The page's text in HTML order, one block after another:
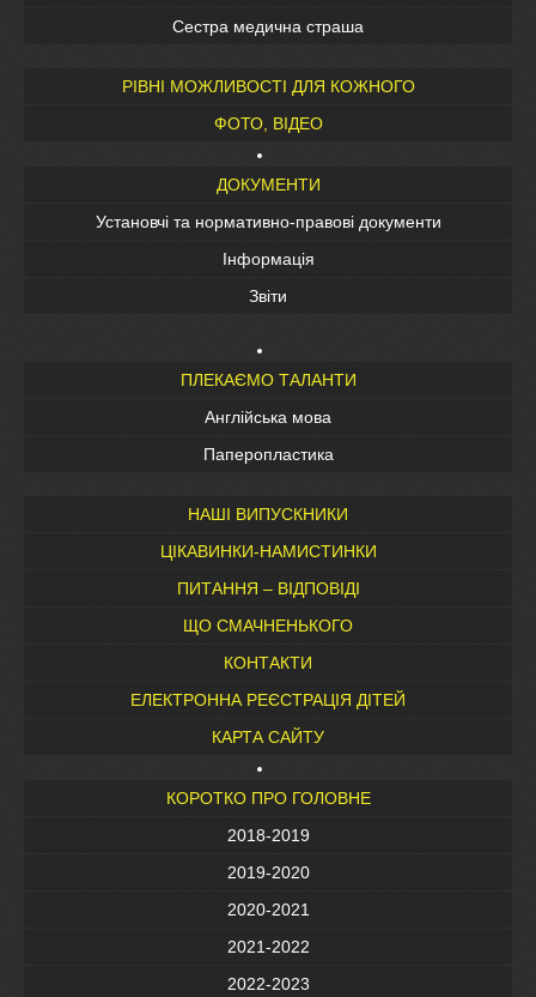
Сестра медична страша
РІВНІ МОЖЛИВОСТІ ДЛЯ КОЖНОГО
ФОТО, ВІДЕО
ДОКУМЕНТИ
Установчі та нормативно-правові документи
Інформація
Звіти
ПЛЕКАЄМО ТАЛАНТИ
Англійська мова
Паперопластика
НАШІ ВИПУСКНИКИ
ЦІКАВИНКИ-НАМИСТИНКИ
ПИТАННЯ – ВІДПОВІДІ
ЩО СМАЧНЕНЬКОГО
КОНТАКТИ
ЕЛЕКТРОННА РЕЄСТРАЦІЯ ДІТЕЙ
КАРТА САЙТУ
КОРОТКО ПРО ГОЛОВНЕ
2018-2019
2019-2020
2020-2021
2021-2022
2022-2023